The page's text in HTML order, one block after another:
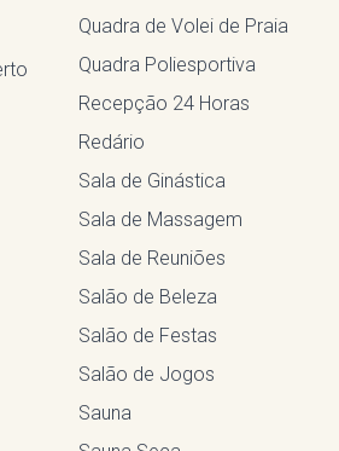
Quadra de Volei de Praia
Quadra Poliesportiva
Recepção 24 Horas
Redário
Sala de Ginástica
Sala de Massagem
Sala de Reuniões
Salão de Beleza
Salão de Festas
Salão de Jogos
Sauna